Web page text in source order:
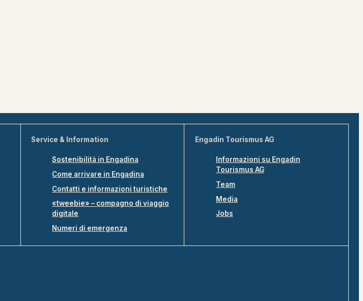
Service & Information
Sostenibilità in Engadina
Come arrivare in Engadina
Contatti e informazioni turistiche
«tweebie» – compagno di viaggio
digitale
Numeri di emergenza
Engadin Tourismus AG
Informazioni su Engadin
Tourismus AG
Team
Media
Jobs